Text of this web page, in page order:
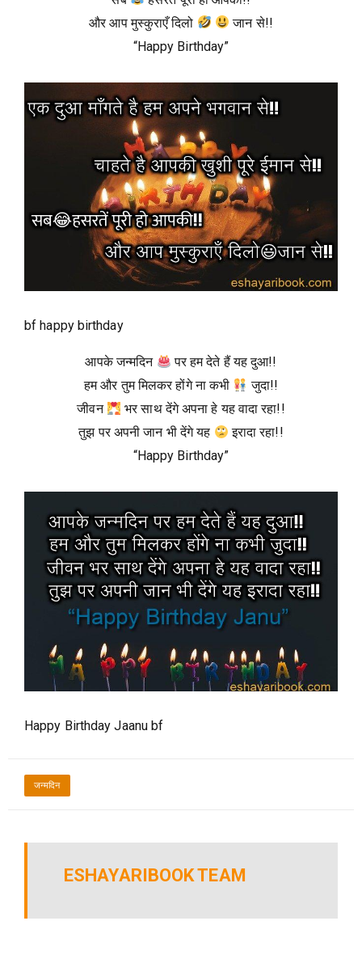
और आप मुस्कुराएँ दिलो
जान से!!
“Happy Birthday”
bf happy birthday
आपके जन्मदिन
पर हम देते हैं यह दुआ!!
हम और तुम मिलकर होंगे ना कभी
जुदा!!
जीवन
भर साथ देंगे अपना हे यह वादा रहा!!
तुझ पर अपनी जान भी देंगे यह
इरादा रहा!!
“Happy Birthday”
Happy Birthday Jaanu bf
जन्मदिन
ESHAYARIBOOK TEAM